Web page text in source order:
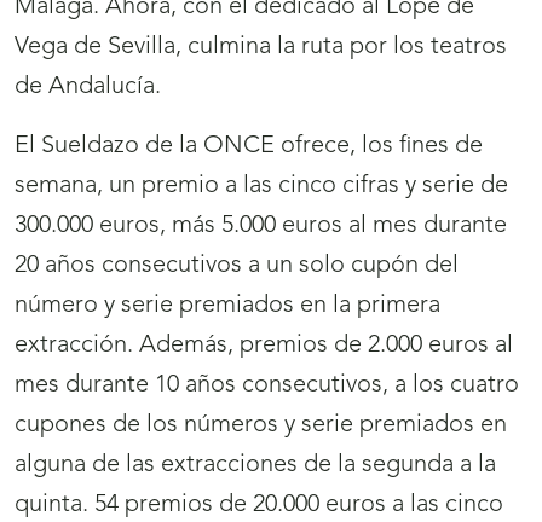
Málaga. Ahora, con el dedicado al Lope de
Vega de Sevilla, culmina la ruta por los teatros
de Andalucía.
El Sueldazo de la ONCE ofrece, los fines de
semana, un premio a las cinco cifras y serie de
300.000 euros, más 5.000 euros al mes durante
20 años consecutivos a un solo cupón del
número y serie premiados en la primera
extracción. Además, premios de 2.000 euros al
mes durante 10 años consecutivos, a los cuatro
cupones de los números y serie premiados en
alguna de las extracciones de la segunda a la
quinta. 54 premios de 20.000 euros a las cinco